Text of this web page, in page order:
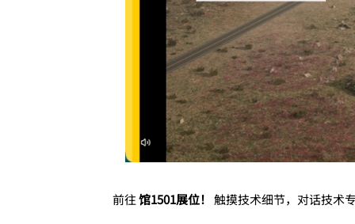
前往馆1501展位！ 触摸技术细节，对话技术